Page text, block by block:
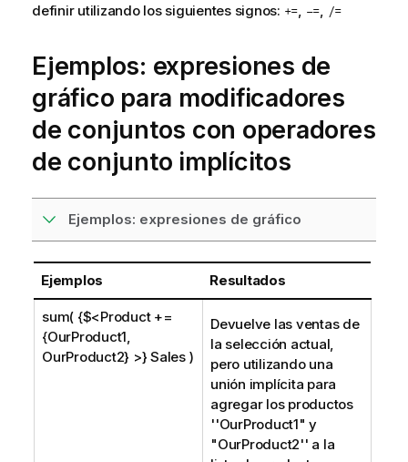
definir utilizando los siguientes signos: += –= /=
Ejemplos: expresiones de
gráfico para modificadores
de conjuntos con operadores
de conjunto implícitos
Ejemplos: expresiones de gráfico
Ejemplos Resultados
sum( {$<Product +=
{OurProduct1,
OurProduct2} >} Sales )
Devuelve las ventas de
la selección actual,
pero utilizando una
unión implícita para
agregar los productos
''OurProduct1" y
"OurProduct2'' a la